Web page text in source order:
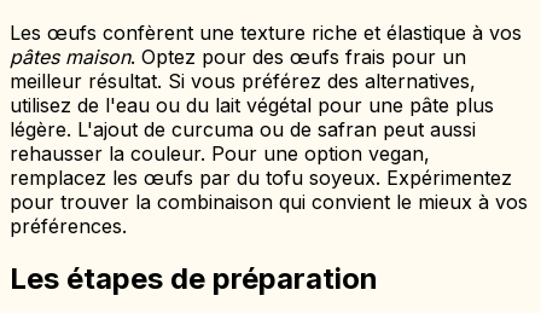
Les œufs confèrent une texture riche et élastique à vos
pâtes maison. Optez pour des œufs frais pour un
meilleur résultat. Si vous préférez des alternatives,
utilisez de l'eau ou du lait végétal pour une pâte plus
légère. L'ajout de curcuma ou de safran peut aussi
rehausser la couleur. Pour une option vegan,
remplacez les œufs par du tofu soyeux. Expérimentez
pour trouver la combinaison qui convient le mieux à vos
préférences.
Les étapes de préparation